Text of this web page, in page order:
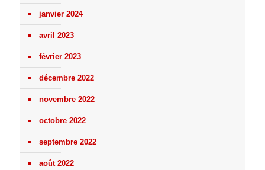
janvier 2024
avril 2023
février 2023
décembre 2022
novembre 2022
octobre 2022
septembre 2022
août 2022